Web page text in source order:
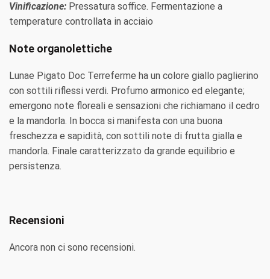
Vinificazione: Pressatura soffice. Fermentazione a
temperature controllata in acciaio
Note organolettiche
Lunae Pigato Doc Terreferme ha un colore giallo paglierino
con sottili riflessi verdi. Profumo armonico ed elegante;
emergono note floreali e sensazioni che richiamano il cedro
e la mandorla. In bocca si manifesta con una buona
freschezza e sapidità, con sottili note di frutta gialla e
mandorla. Finale caratterizzato da grande equilibrio e
persistenza.
Recensioni
Ancora non ci sono recensioni.